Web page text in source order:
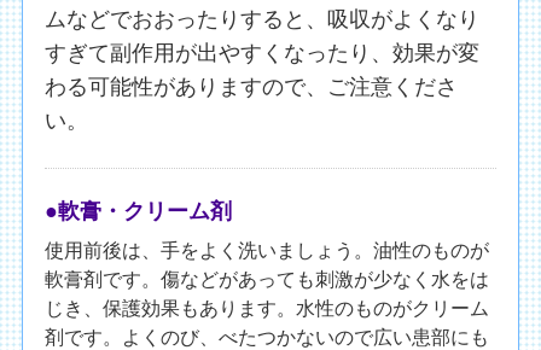
ムなどでおおったりすると、吸収がよくなり
すぎて副作用が出やすくなったり、効果が変
わる可能性がありますので、ご注意くださ
い。
●軟膏・クリーム剤
使用前後は、手をよく洗いましょう。油性のものが
軟膏剤です。傷などがあっても刺激が少なく水をは
じき、保護効果もあります。水性のものがクリーム
剤です。よくのび、べたつかないので広い患部にも